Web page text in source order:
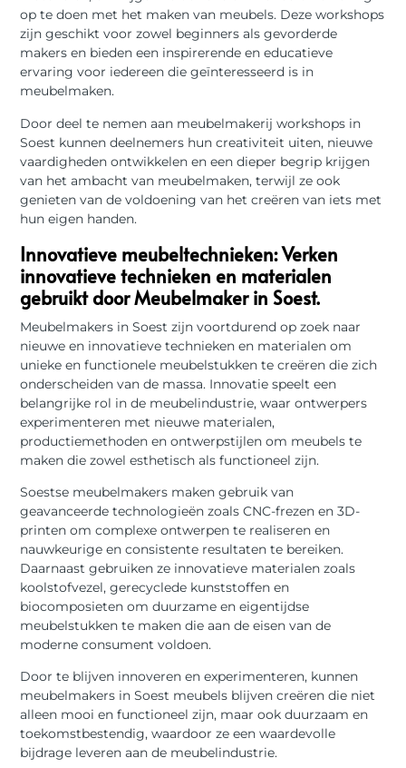
op te doen met het maken van meubels. Deze workshops
zijn geschikt voor zowel beginners als gevorderde
makers en bieden een inspirerende en educatieve
ervaring voor iedereen die geïnteresseerd is in
meubelmaken.
Door deel te nemen aan meubelmakerij workshops in
Soest kunnen deelnemers hun creativiteit uiten, nieuwe
vaardigheden ontwikkelen en een dieper begrip krijgen
van het ambacht van meubelmaken, terwijl ze ook
genieten van de voldoening van het creëren van iets met
hun eigen handen.
Innovatieve meubeltechnieken: Verken
innovatieve technieken en materialen
gebruikt door Meubelmaker in Soest.
Meubelmakers in Soest zijn voortdurend op zoek naar
nieuwe en innovatieve technieken en materialen om
unieke en functionele meubelstukken te creëren die zich
onderscheiden van de massa. Innovatie speelt een
belangrijke rol in de meubelindustrie, waar ontwerpers
experimenteren met nieuwe materialen,
productiemethoden en ontwerpstijlen om meubels te
maken die zowel esthetisch als functioneel zijn.
Soestse meubelmakers maken gebruik van
geavanceerde technologieën zoals CNC-frezen en 3D-
printen om complexe ontwerpen te realiseren en
nauwkeurige en consistente resultaten te bereiken.
Daarnaast gebruiken ze innovatieve materialen zoals
koolstofvezel, gerecyclede kunststoffen en
biocomposieten om duurzame en eigentijdse
meubelstukken te maken die aan de eisen van de
moderne consument voldoen.
Door te blijven innoveren en experimenteren, kunnen
meubelmakers in Soest meubels blijven creëren die niet
alleen mooi en functioneel zijn, maar ook duurzaam en
toekomstbestendig, waardoor ze een waardevolle
bijdrage leveren aan de meubelindustrie.